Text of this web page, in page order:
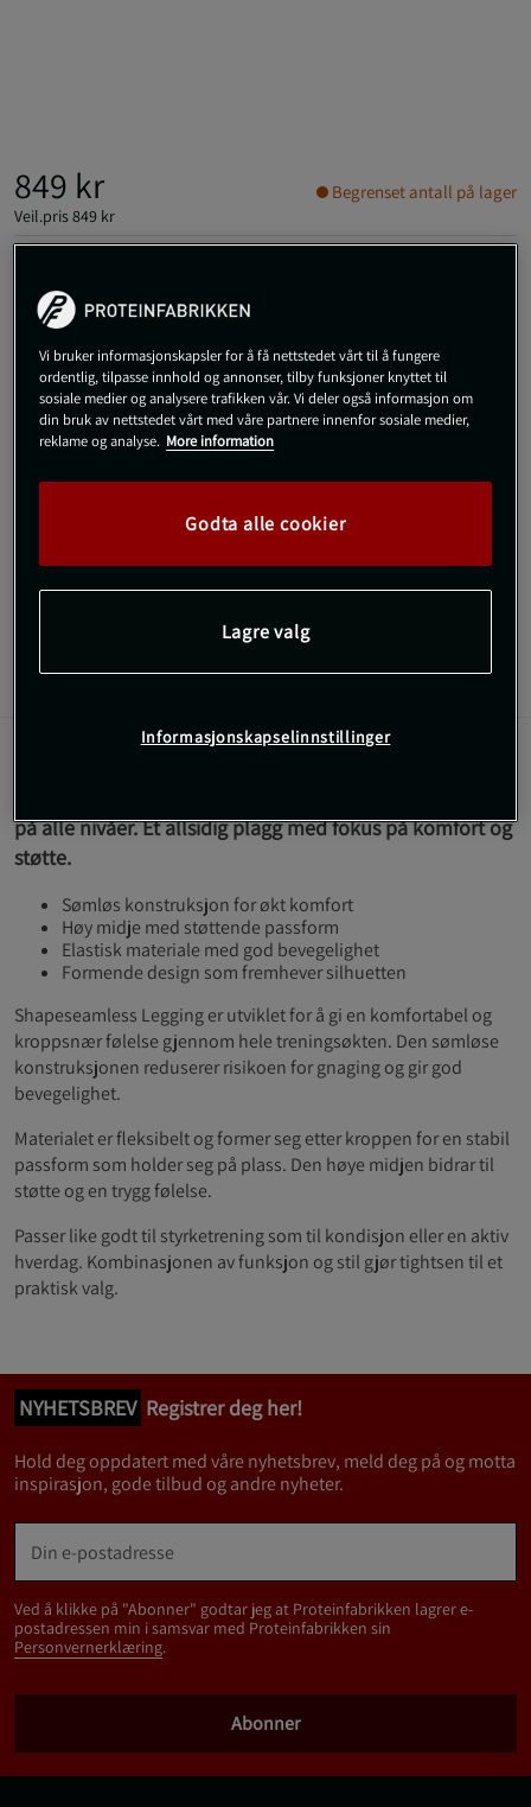
849 kr
Veil.pris849 kr
Begrenset antall på lager
Kjøp
Gratis frakt over 800 kr Gratis retur 14 dagers angrerett
Sømløse tights med formende passform og høy komfort for all
trening.
på alle nivåer. Et allsidig plagg med fokus på komfort og
støtte.
Sømløs konstruksjon for økt komfort
Høy midje med støttende passform
Elastisk materiale med god bevegelighet
Formende design som fremhever silhuetten
Shapeseamless Legging er utviklet for å gi en komfortabel og
kroppsnær følelse gjennom hele treningsøkten. Den sømløse
konstruksjonen reduserer risikoen for gnaging og gir god
bevegelighet.
Materialet er fleksibelt og former seg etter kroppen for en stabil
passform som holder seg på plass. Den høye midjen bidrar til
støtte og en trygg følelse.
Passer like godt til styrketrening som til kondisjon eller en aktiv
hverdag. Kombinasjonen av funksjon og stil gjør tightsen til et
praktisk valg.
NYHETSBREV Registrer deg her!
Hold deg oppdatert med våre nyhetsbrev, meld deg på og motta
inspirasjon, gode tilbud og andre nyheter.
Ved å klikke på "Abonner" godtar jeg at Proteinfabrikken lagrer e-
postadressen min i samsvar med Proteinfabrikken sin
Personvernerklæring.
Abonner
Vi bruker informasjonskapsler for å få nettstedet vårt til å fungere
ordentlig, tilpasse innhold og annonser, tilby funksjoner knyttet til
sosiale medier og analysere trafikken vår. Vi deler også informasjon om
din bruk av nettstedet vårt med våre partnere innenfor sosiale medier,
reklame og analyse. More information
Godta alle cookier
Lagre valg
Informasjonskapselinnstillinger